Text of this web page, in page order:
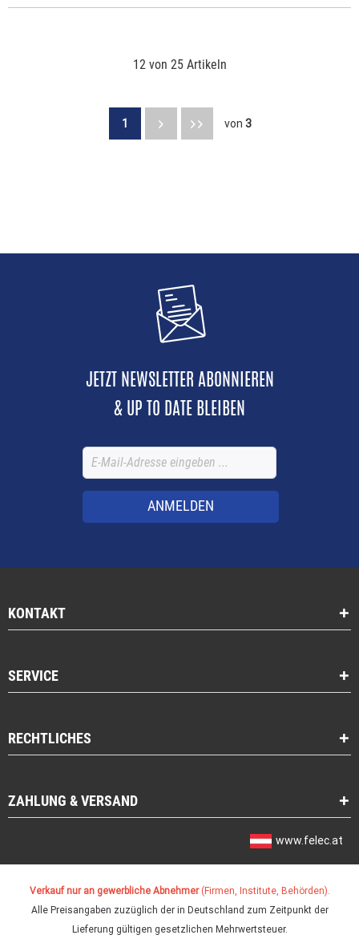
12 von 25 Artikeln
1 von 3
JETZT NEWSLETTER ABONNIEREN
& UP TO DATE BLEIBEN
ANMELDEN
KONTAKT
SERVICE
RECHTLICHES
ZAHLUNG & VERSAND
www.felec.at
Verkauf nur an gewerbliche Abnehmer(Firmen, Institute, Behörden).
Alle Preisangaben zuzüglich der in Deutschland zum Zeitpunkt der
Lieferung gültigen gesetzlichen Mehrwertsteuer.